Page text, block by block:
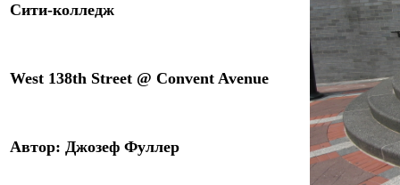
Сити-колледж
West 138th Street @ Convent Avenue
Автор: Джозеф Фуллер